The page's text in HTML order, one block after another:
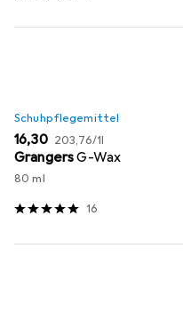
Schuhpflegemittel
EUR
16,30 EUR
203,76/1l
GrangersG-Wax
80 ml
16